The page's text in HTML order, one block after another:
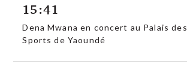
15:41
Dena Mwana en concert au Palais des
Sports de Yaoundé